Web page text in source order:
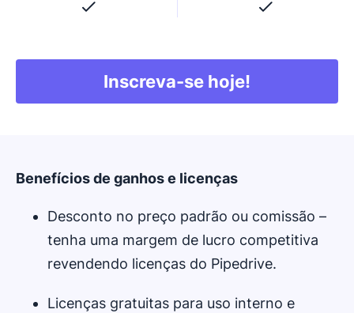
Inscreva-se hoje!
Abre em uma nova
Benefícios de ganhos e licenças
Desconto no preço padrão ou comissão –
tenha uma margem de lucro competitiva
revendendo licenças do Pipedrive.
Licenças gratuitas para uso interno e